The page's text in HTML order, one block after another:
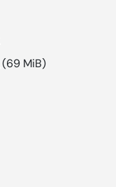
(69 MiB)